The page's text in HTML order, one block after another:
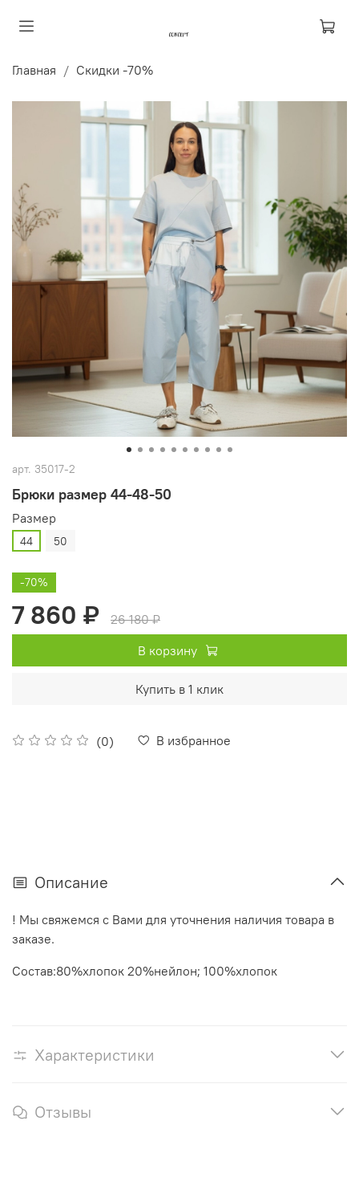
Главная Скидки -70%
арт. 35017-2
Брюки размер 44-48-50
(0) В избранное
Размер
44 50
-70%
7 860 ₽
26 180 ₽
В корзину
Купить в 1 клик
Описание
! Мы свяжемся с Вами для уточнения наличия товара в
заказе.
Состав:80%хлопок 20%нейлон; 100%хлопок
Характеристики
Отзывы